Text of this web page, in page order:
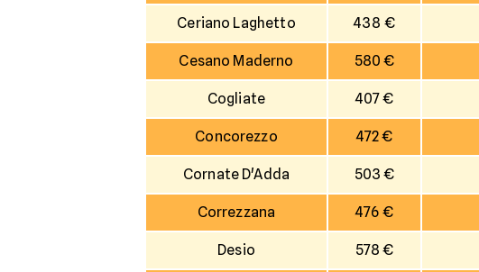
Ceriano Laghetto 438 €
Cesano Maderno 580 €
Cogliate 407 €
Concorezzo 472 €
Cornate D'Adda 503 €
Correzzana 476 €
Desio 578 €